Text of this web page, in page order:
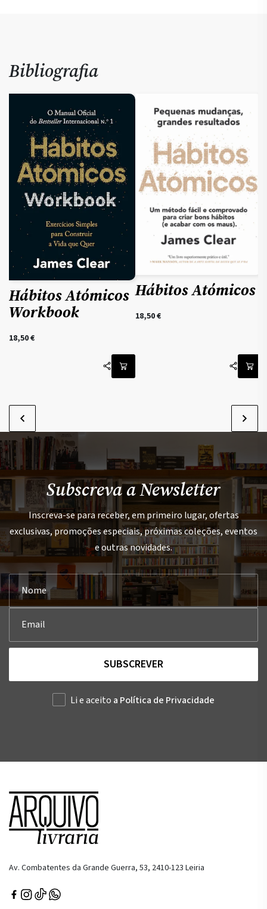
Bibliografia
Hábitos Atómicos
Workbook
18,50€
Hábitos Atómicos
18,50€
Subscreva a Newsletter
Inscreva-se para receber, em primeiro lugar, ofertas
exclusivas, promoções especiais, próximas coleções, eventos
e outras novidades.
SUBSCREVER
Li e aceito a Política de Privacidade
Av. Combatentes da Grande Guerra, 53, 2410-123 Leiria